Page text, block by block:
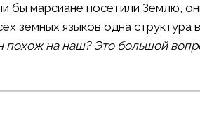
бы марсиане посетили Землю,
земных языков одна структура
похож на наш? Это большой